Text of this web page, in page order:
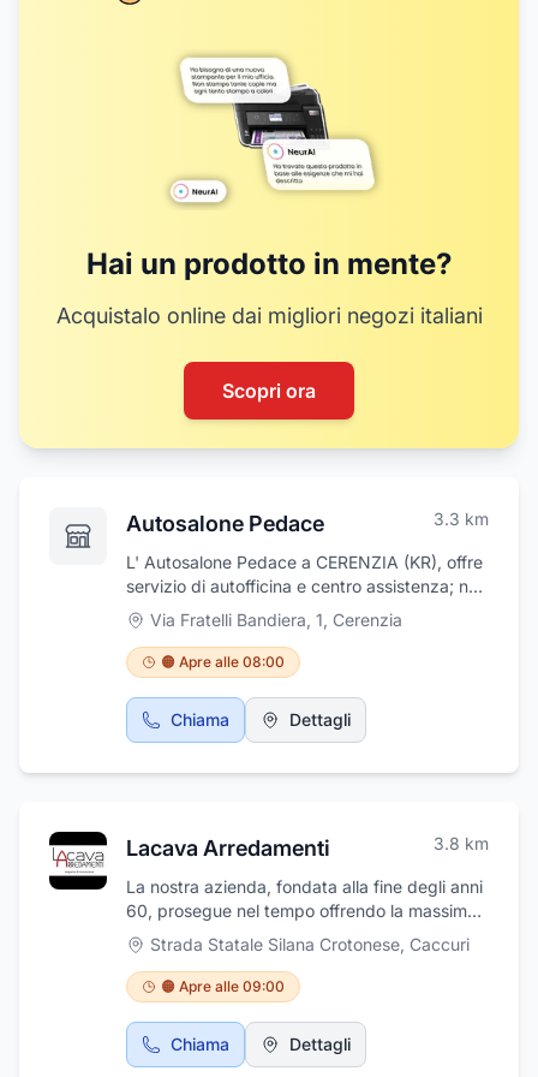
Hai un prodotto in mente?
Acquistalo online dai migliori negozi italiani
Scopri ora
Autosalone Pedace 3.3 km
L' Autosalone Pedace a CERENZIA (KR), offre
servizio di autofficina e centro assistenza; nel
dettaglio è specializzato in cambio gomme,
collaudo autoveicolo, revisione auto, servizio
di gommista. Effettua vendita di auto
multimarca, SUV; inoltre soccorso stradale
diurno. La sede del nostro concessionario si
trova in via Panoramica al civico n° 392 tel.
Via Fratelli Bandiera, 1, Cerenzia
🟠 Apre alle 08:00
Chiama Dettagli
Lacava Arredamenti 3.8 km
La nostra azienda, fondata alla fine degli anni
60, prosegue nel tempo offrendo la massima
qualità, professionalità ed innovazione nel
settore del mobile. Il nostro interior designer
soddisferà le richieste del cliente, realizzando
un progetto innovativo e pronto a rispondere
a qualsiasi esigenza. Effettuiamo servizio di
sopralluogo mediante la visione dell'ambiente
Strada Statale Silana Crotonese, Caccuri
🟠 Apre alle 09:00
Chiama Dettagli